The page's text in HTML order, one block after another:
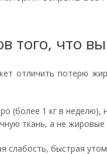
того, что
отличить потерю
(более 1 кг в
ткань, а не жировые
слабость, быстрая